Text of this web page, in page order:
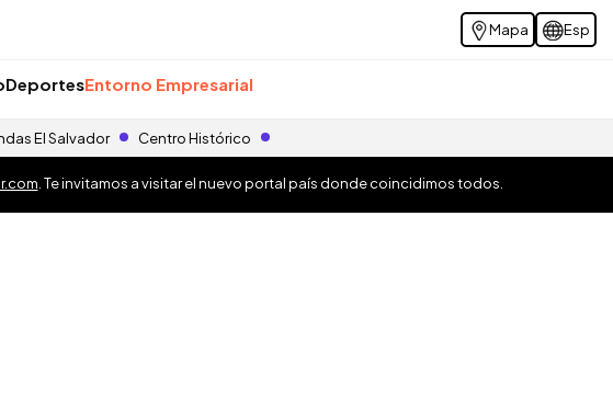
Mapa Esp
DeportesEntorno Empresarial
El Salvador Centro Histórico
. Te invitamos a visitar el nuevo portal país donde coincidimos todos.